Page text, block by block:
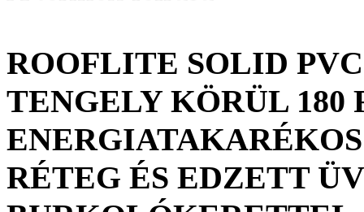
ROOFLITE SOLID
TENGELY KÖRÜL
RÉTEG ÉS EDZETT